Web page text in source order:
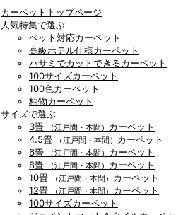
カーペットトップページ
人気特集で選ぶ
ペット対応カーペット
高級ホテル仕様カーペット
ハサミでカットできるカーペット
100サイズカーペット
100色カーペット
柄物カーペット
サイズで選ぶ
3畳
（江戸間・本間） カーペット
4.5畳
（江戸間・本間） カーペット
6畳
（江戸間・本間） カーペット
8畳
（江戸間・本間） カーペット
10畳
（江戸間・本間） カーペット
12畳
（江戸間・本間） カーペット
100サイズカーペット